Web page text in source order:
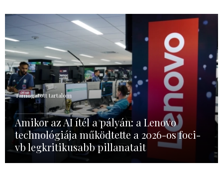
Támogatott tartalom
Amikor az AI ítél a pályán: a Lenovo
technológiája működtette a 2026-os foci-
vb legkritikusabb pillanatait